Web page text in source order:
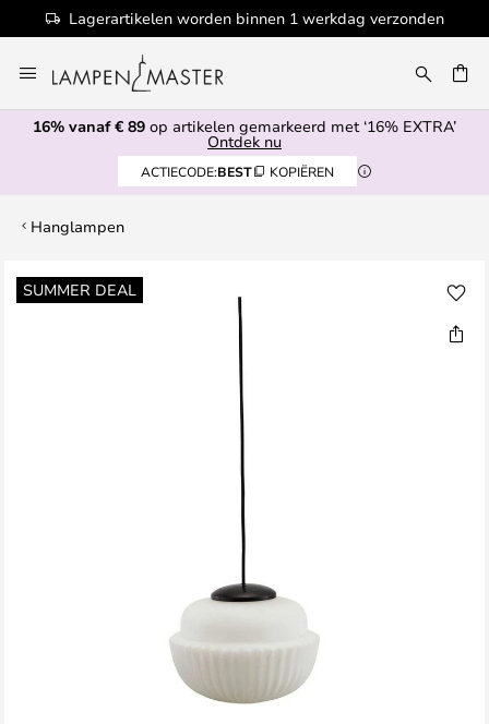
Lagerartikelen worden binnen 1 werkdag verzonden
naar
de
inhoud
16% vanaf € 89 op artikelen gemarkeerd met ‘16% EXTRA’
Ontdek nu
ACTIECODE:BEST KOPIËREN
Hanglampen
SUMMER DEAL
Ga
naar